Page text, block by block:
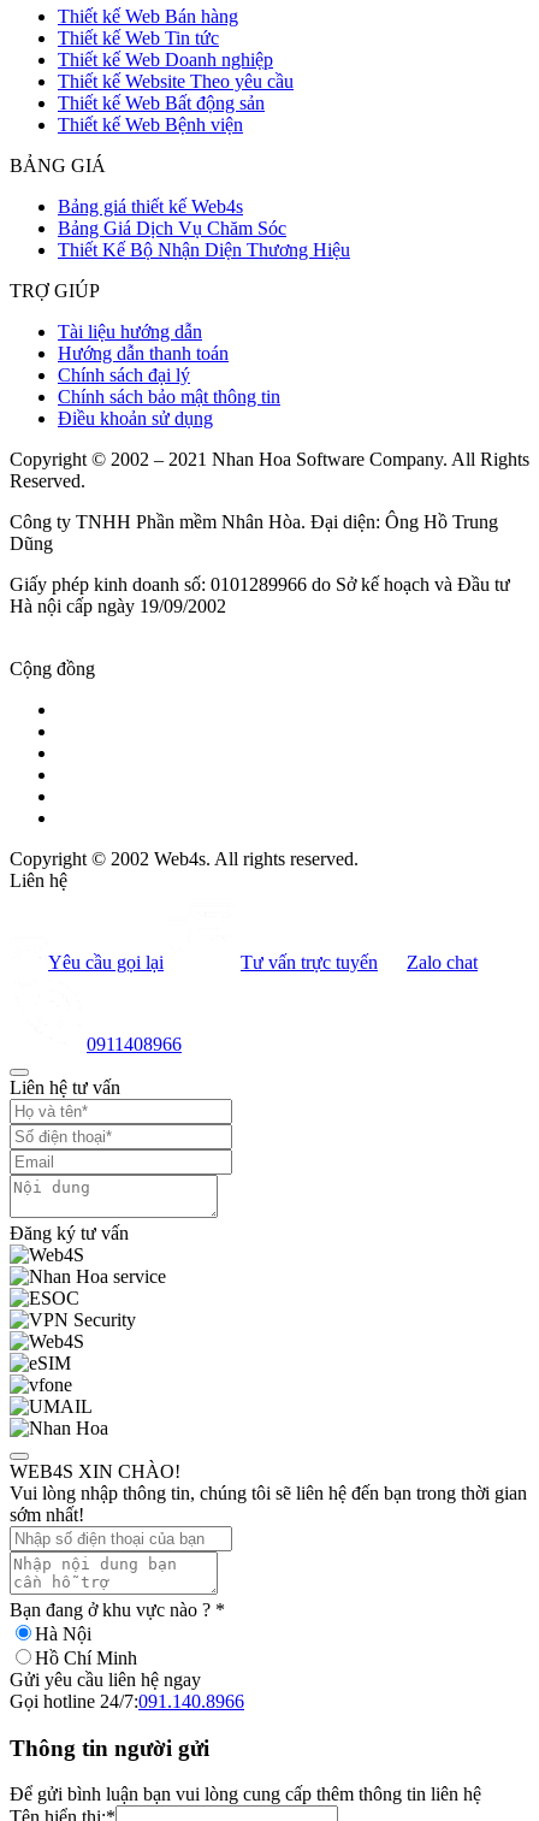
Thiết kế Web Bán hàng
Thiết kế Web Tin tức
Thiết kế Web Doanh nghiệp
Thiết kế Website Theo yêu cầu
Thiết kế Web Bất động sản
Thiết kế Web Bệnh viện
BẢNG GIÁ
Bảng giá thiết kế Web4s
Bảng Giá Dịch Vụ Chăm Sóc
Thiết Kế Bộ Nhận Diện Thương Hiệu
TRỢ GIÚP
Tài liệu hướng dẫn
Hướng dẫn thanh toán
Chính sách đại lý
Chính sách bảo mật thông tin
Điều khoản sử dụng
Copyright © 2002 – 2021 Nhan Hoa Software Company. All Rights
Reserved.
Công ty TNHH Phần mềm Nhân Hòa. Đại diện: Ông Hồ Trung
Dũng
Giấy phép kinh doanh số: 0101289966 do Sở kế hoạch và Đầu tư
Hà nội cấp ngày 19/09/2002
Cộng đồng
Copyright © 2002 Web4s. All rights reserved.
Liên hệ
Yêu cầu gọi lại Tư vấn trực tuyến Zalo chat
0911408966
Liên hệ tư vấn
Đăng ký tư vấn
WEB4S XIN CHÀO!
Vui lòng nhập thông tin, chúng tôi sẽ liên hệ đến bạn trong thời gian
sớm nhất!
Bạn đang ở khu vực nào ? *
Hà Nội
Hồ Chí Minh
Gửi yêu cầu liên hệ ngay
Gọi hotline 24/7:091.140.8966
Thông tin người gửi
Để gửi bình luận bạn vui lòng cung cấp thêm thông tin liên hệ